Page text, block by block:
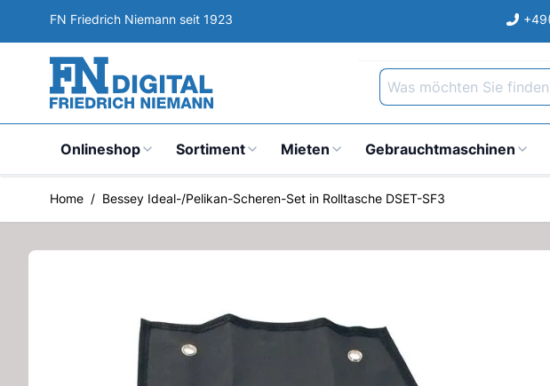
Direkt zum Inhalt
FN Friedrich Niemann seit 1923
Was möchten Sie finden?
Onlineshop Sortiment Mieten Gebrauchtmaschinen
Home / Bessey Ideal-/Pelikan-Scheren-Set in Rolltasche DSET-SF3